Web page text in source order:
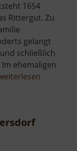
1654
Rittergut. Zu
gelangt
schließlich
ehemaligen